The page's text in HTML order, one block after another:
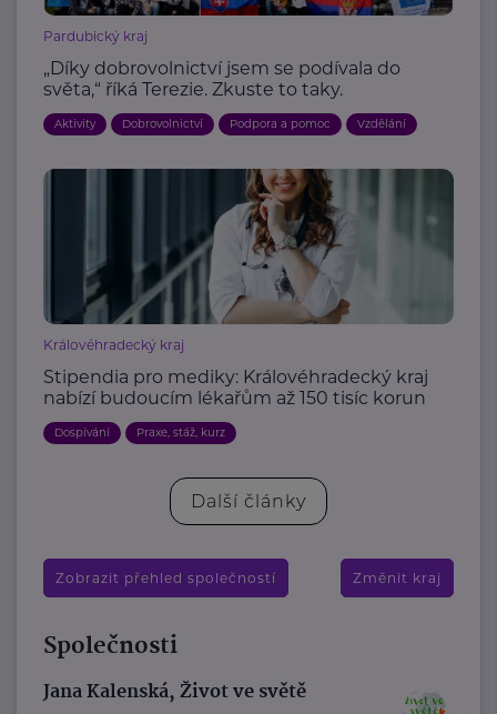
Pardubický kraj
„Díky dobrovolnictví jsem se podívala do
světa,“ říká Terezie. Zkuste to taky.
Aktivity Dobrovolnictví Podpora a pomoc Vzdělání
Královéhradecký kraj
Stipendia pro mediky: Královéhradecký kraj
nabízí budoucím lékařům až 150 tisíc korun
Dospívání Praxe, stáž, kurz
Další články
Zobrazit přehled společností Změnit kraj
Společnosti
Jana Kalenská, Život ve světě